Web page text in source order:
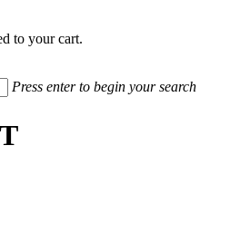
to your cart.
Press enter to begin your search